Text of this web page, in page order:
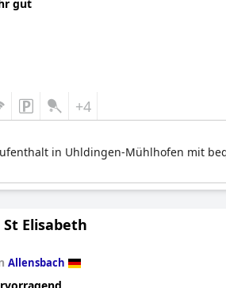
gut
+4
in Uhldingen-Mühlhofen mit
Elisabeth
Allensbach